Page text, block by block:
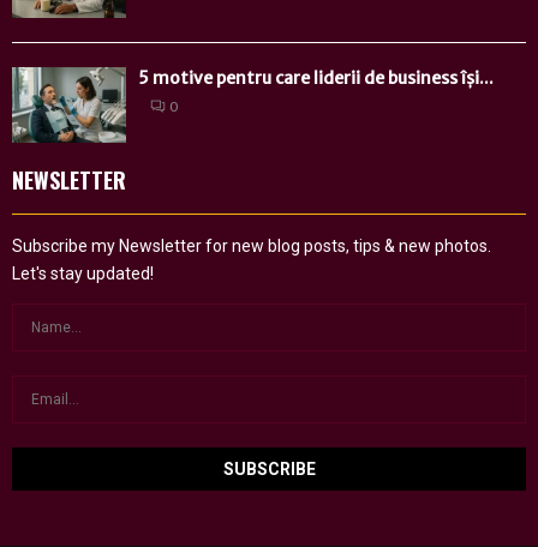
5 motive pentru care liderii de business își...
0
NEWSLETTER
Subscribe my Newsletter for new blog posts, tips & new photos.
Let's stay updated!